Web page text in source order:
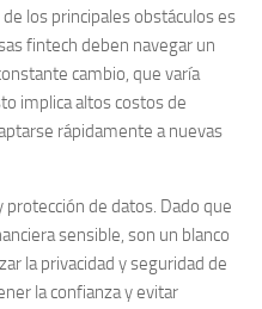
los principales obstáculos es
fintech deben navegar un
cambio, que varía
implica altos costos de
rápidamente a nuevas
protección de datos. Dado que
sensible, son un blanco
la privacidad y seguridad de
la confianza y evitar